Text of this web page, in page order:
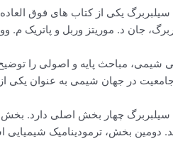
یکی از کتاب های فوق
جان د. موریتز وربل و پاتریک م.
شیمی، مباحث پایه و اصولی را
در جهان شیمی به عنوان یکی
چهار بخش اصلی دارد. بخش
بخش، ترمودینامیک شیمیایی